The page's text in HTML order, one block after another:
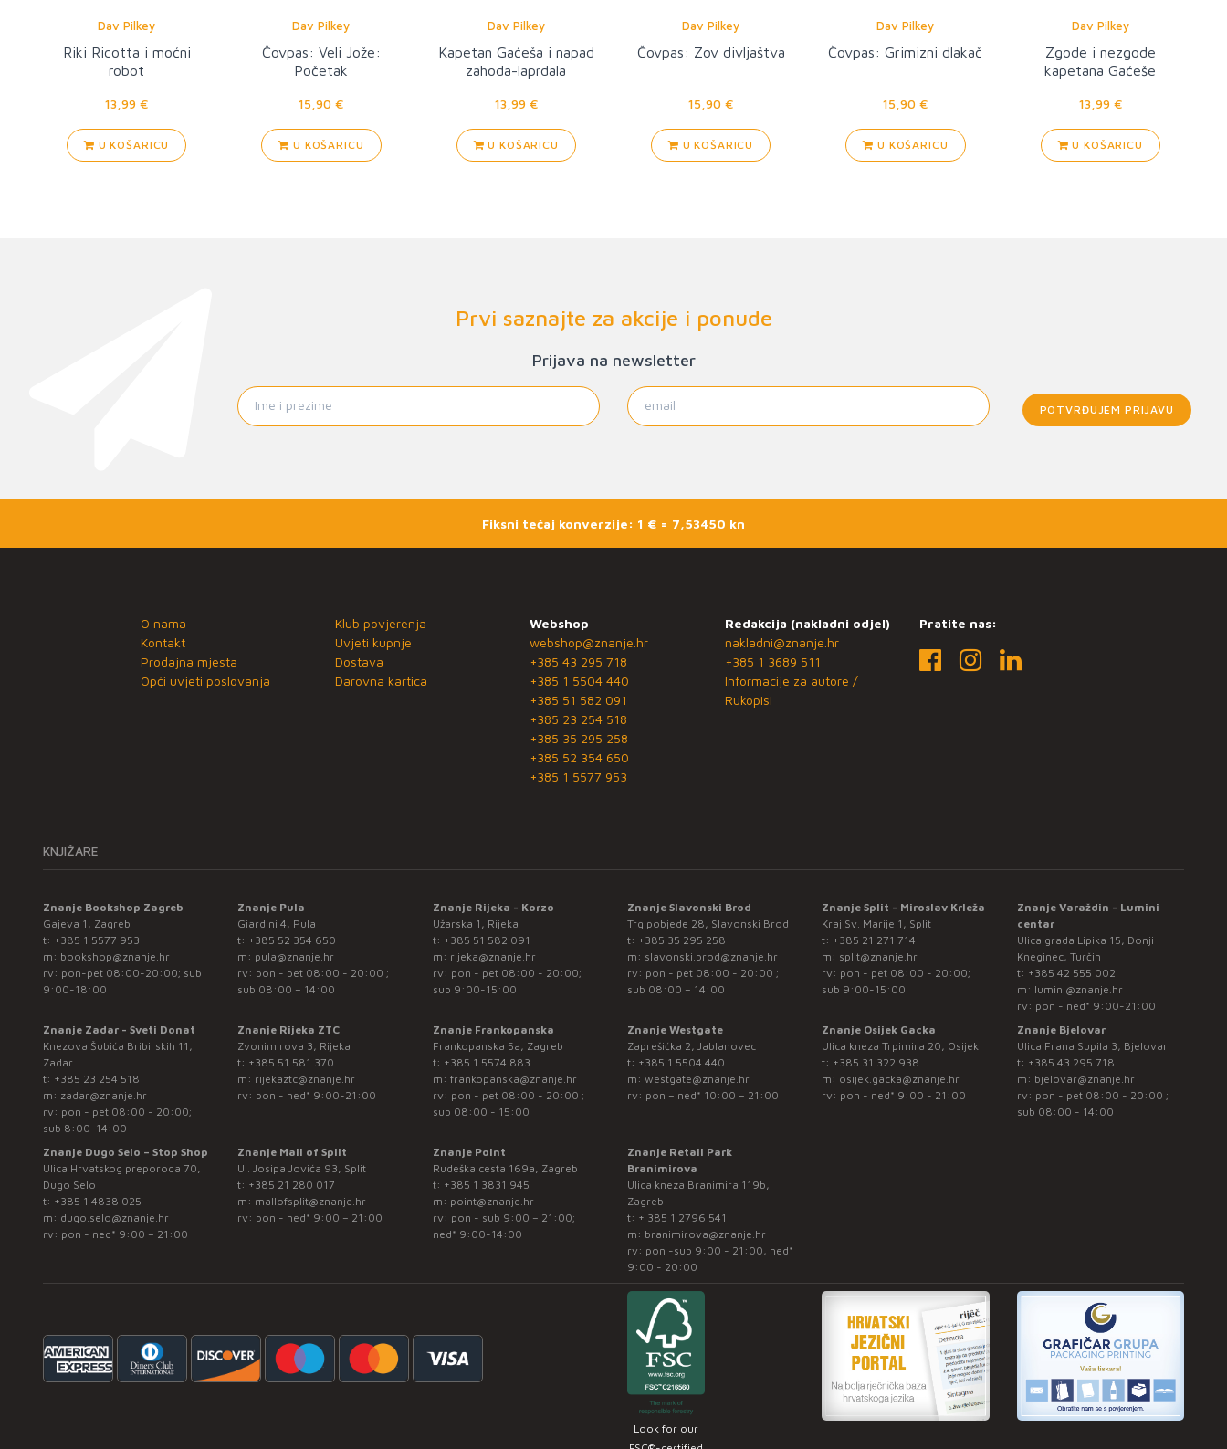
Dav Pilkey
Riki Ricotta i moćni
robot
13,99 €
U KOŠARICU
Dav Pilkey
Čovpas: Veli Jože:
Početak
15,90 €
U KOŠARICU
Dav Pilkey
Kapetan Gaćeša i napad
zahoda-laprdala
13,99 €
U KOŠARICU
Dav Pilkey
Čovpas: Zov divljaštva
15,90 €
U KOŠARICU
Dav Pilkey
Čovpas: Grimizni dlakač
15,90 €
U KOŠARICU
Dav Pilkey
Zgode i nezgode
kapetana Gaćeše
13,99 €
U KOŠARICU
Prvi saznajte za akcije i ponude
Prijava na newsletter
POTVRĐUJEM PRIJAVU
Fiksni tečaj konverzije: 1 € = 7,53450 kn
O nama
Kontakt
Prodajna mjesta
Opći uvjeti poslovanja
Klub povjerenja
Uvjeti kupnje
Dostava
Darovna kartica
Webshop
webshop@znanje.hr
+385 43 295 718
+385 1 5504 440
+385 51 582 091
+385 23 254 518
+385 35 295 258
+385 52 354 650
+385 1 5577 953
Redakcija (nakladni odjel)
nakladni@znanje.hr
+385 1 3689 511
Informacije za autore /
Rukopisi
Pratite nas:
KNJIŽARE
Znanje Bookshop Zagreb
Gajeva 1, Zagreb
t: +385 1 5577 953
m: bookshop@znanje.hr
rv: pon-pet 08:00-20:00; sub
9:00-18:00
Znanje Pula
Giardini 4, Pula
t: +385 52 354 650
m: pula@znanje.hr
rv: pon - pet 08:00 - 20:00 ;
sub 08:00 – 14:00
Znanje Rijeka - Korzo
Užarska 1, Rijeka
t: +385 51 582 091
m: rijeka@znanje.hr
rv: pon - pet 08:00 - 20:00;
sub 9:00-15:00
Znanje Slavonski Brod
Trg pobjede 28, Slavonski Brod
t: +385 35 295 258
m: slavonski.brod@znanje.hr
rv: pon - pet 08:00 - 20:00 ;
sub 08:00 – 14:00
Znanje Split - Miroslav Krleža
Kraj Sv. Marije 1, Split
t: +385 21 271 714
m: split@znanje.hr
rv: pon - pet 08:00 - 20:00;
sub 9:00-15:00
Znanje Varaždin - Lumini
centar
Ulica grada Lipika 15, Donji
Kneginec, Turčin
t: +385 42 555 002
m: lumini@znanje.hr
rv: pon - ned* 9:00-21:00
Znanje Zadar - Sveti Donat
Knezova Šubića Bribirskih 11,
Zadar
t: +385 23 254 518
m: zadar@znanje.hr
rv: pon - pet 08:00 - 20:00;
sub 8:00-14:00
Znanje Rijeka ZTC
Zvonimirova 3, Rijeka
t: +385 51 581 370
m: rijekaztc@znanje.hr
rv: pon - ned* 9:00-21:00
Znanje Frankopanska
Frankopanska 5a, Zagreb
t: +385 1 5574 883
m: frankopanska@znanje.hr
rv: pon - pet 08:00 - 20:00 ;
sub 08:00 - 15:00
Znanje Westgate
Zaprešićka 2, Jablanovec
t: +385 1 5504 440
m: westgate@znanje.hr
rv: pon – ned* 10:00 – 21:00
Znanje Osijek Gacka
Ulica kneza Trpimira 20, Osijek
t: +385 31 322 938
m: osijek.gacka@znanje.hr
rv: pon - ned* 9:00 - 21:00
Znanje Bjelovar
Ulica Frana Supila 3, Bjelovar
t: +385 43 295 718
m: bjelovar@znanje.hr
rv: pon - pet 08:00 - 20:00 ;
sub 08:00 - 14:00
Znanje Dugo Selo – Stop Shop
Ulica Hrvatskog preporoda 70,
Dugo Selo
t: +385 1 4838 025
m: dugo.selo@znanje.hr
rv: pon - ned* 9:00 – 21:00
Znanje Mall of Split
Ul. Josipa Jovića 93, Split
t: +385 21 280 017
m: mallofsplit@znanje.hr
rv: pon - ned* 9:00 – 21:00
Znanje Point
Rudeška cesta 169a, Zagreb
t: +385 1 3831 945
m: point@znanje.hr
rv: pon - sub 9:00 – 21:00;
ned* 9:00-14:00
Znanje Retail Park
Branimirova
Ulica kneza Branimira 119b,
Zagreb
t: + 385 1 2796 541
m: branimirova@znanje.hr
rv: pon -sub 9:00 - 21:00, ned*
9:00 - 20:00
Look for our